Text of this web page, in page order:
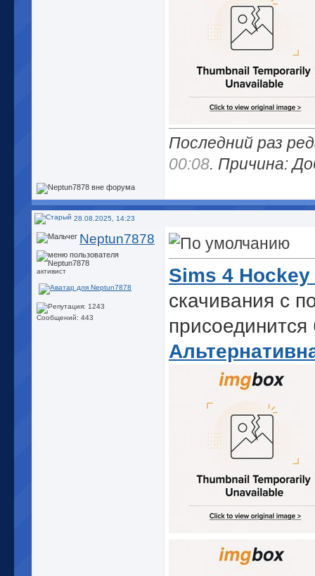
Последний раз
00:08. Причина:
28.08.2025, 14:23
Neptun7878
активист
Сообщений: 443
Sims 4
скачивания с
присоединится